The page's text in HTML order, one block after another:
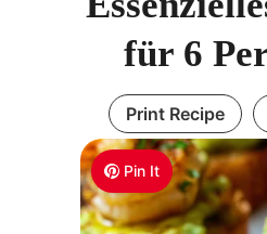
Pin It
für 6
Print Recipe